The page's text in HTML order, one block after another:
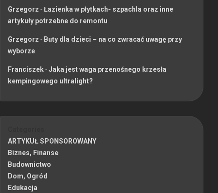
Grzegorz -Łazienka w płytkach- szpachla oraz inne
artykuły potrzebne do remontu
Grzegorz - Buty dla dzieci – na co zwracać uwagę przy
wyborze
Franciszek-Jaka jest waga przenośnego krzesła
kempingowego ultralight?
ARTYKUŁ SPONSOROWANY
Biznes, Finanse
Budownictwo
Dom, Ogród
Edukacja